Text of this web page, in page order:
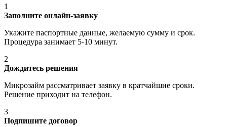
1
Заполните онлайн-заявку
Укажите паспортные данные, желаемую сумму и срок.
Процедура занимает 5-10 минут.
2
Дождитесь решения
Микрозайм рассматривает заявку в кратчайшие сроки.
Решение приходит на телефон.
3
Подпишите договор